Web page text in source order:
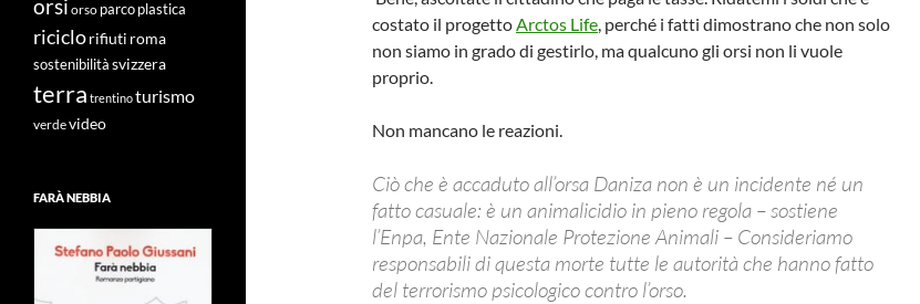
costato il progetto Arctos Life , perché i fatti dimostrano che non solo
non siamo in grado di gestirlo, ma qualcuno gli orsi non li vuole
proprio.
Non mancano le reazioni.
Ciò che è accaduto all’orsa Daniza non è un incidente né un
fatto casuale: è un animalicidio in pieno regola – sostiene
l’Enpa, Ente Nazionale Protezione Animali – Consideriamo
responsabili di questa morte tutte le autorità che hanno fatto
del terrorismo psicologico contro l’orso.
orsi orso parco plastica
riciclorifiuti roma
sostenibilità svizzera
terra trentinoturismo
verdevideo
FARÀ NEBBIA